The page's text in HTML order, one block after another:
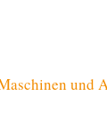
und